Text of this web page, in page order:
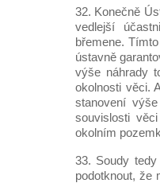
32. Konečně
vedlejší
břemene.
ústavně
výše náhrady
okolnosti věci.
stanovení
souvislosti
okolním
33. Soudy
podotknout, že